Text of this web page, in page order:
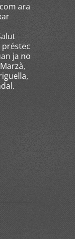
ara
préstec
ja no